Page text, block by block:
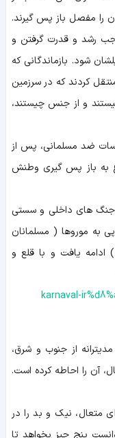
را مفصل باز پس گیرند.
رشد و قدرت گرفتن و
شود. بازماندگانی که
به نسل تا حدود 780 سال منتقل کردند که در سرزمین
و از جنس چیستند،
ضد مسلمانی، پس از
به باز پس گیری وطنش
جنگ های داخلی و سستی
به موروها ( مسلمانان
) ادامه یافت و با قلع و
از جنوب و شرق،
آن را احاطه كرده است.
متعال، نیک و بد را در
پنج چیز بخواهد تا